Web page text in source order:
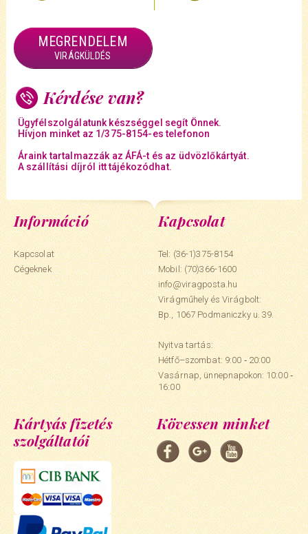
MEGRENDELEM
VIRÁGKÜLDÉS
Kérdése van?
Ügyfélszolgálatunk készséggel segít Önnek.
Hívjon minket az 1/375-8154-es telefonon
Áraink tartalmazzák az ÁFÁ-t és az üdvözlőkártyát.
A szállítási díjról itt tájékozódhat.
Információ
Kapcsolat
Cégeknek
Kapcsolat
Tel: (36-1)375-8154
Mobil:(70)366-1600
info@viragposta.hu
Virágműhely és Virágbolt:
Bp., 1067 Podmaniczky u. 39.
Nyitva tartás:
Hétfő–szombat: 9:00 ‑ 20:00
Vasárnap, ünnepnapokon: 10:00 ‑
16:00
Kártyás fizetés
szolgáltatói
Kövessen minket